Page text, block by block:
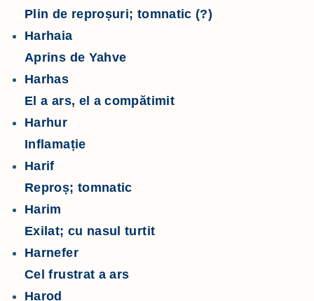
Plin de reproșuri; tomnatic (?)
Harhaia
Aprins de Yahve
Harhas
El a ars, el a compătimit
Harhur
Inflamație
Harif
Reproș; tomnatic
Harim
Exilat; cu nasul turtit
Harnefer
Cel frustrat a ars
Harod